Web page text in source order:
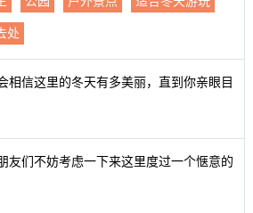
处
相信这里的冬天有多美丽，直到你亲眼目
友们不妨考虑一下来这里度过一个惬意的